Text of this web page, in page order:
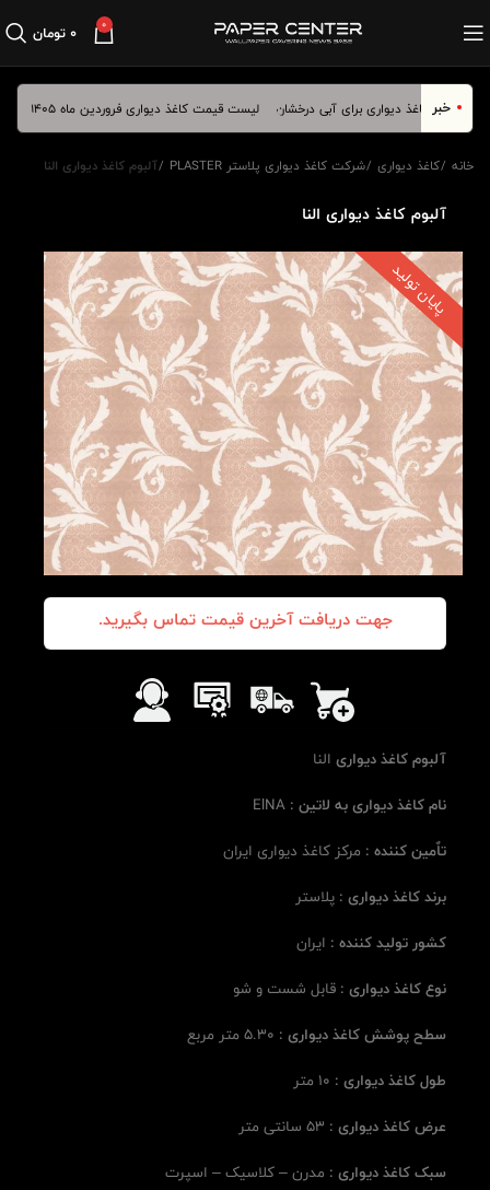
0 ۰تومان
خبر لیست قیمت کاغذ دیواری فروردین ماه 1405
خانه کاغذ دیواری شرکت کاغذ دیواری پلاستر PLASTER آلبوم کاغذ دیواری النا
آلبوم کاغذ دیواری النا
پایان تولید
جهت دریافت آخرین قیمت تماس بگیرید.
آلبوم کاغذ دیواری النا
نام کاغذ دیواری به لاتین :
تاٌمین کننده : مرکز کاغذ دیواری ایران
برند کاغذ دیواری : پلاستر
کشور تولید کننده : ایران
نوع کاغذ دیواری : قابل شست و شو
سطح پوشش کاغذ دیواری :
طول کاغذ دیواری :
عرض کاغذ دیواری :
سبک کاغذ دیواری : مدرن – کلاسیک – اسپرت